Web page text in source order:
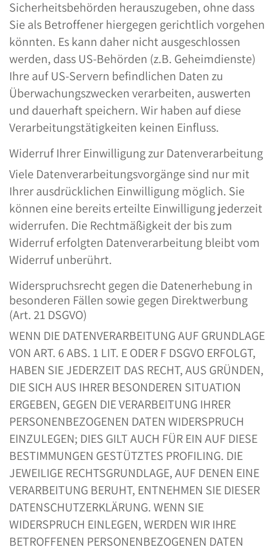
Sicherheitsbehörden herauszugeben, ohne dass
Sie als Betroffener hiergegen gerichtlich vorgehen
könnten. Es kann daher nicht ausgeschlossen
werden, dass US-Behörden (z.B. Geheimdienste)
Ihre auf US-Servern befindlichen Daten zu
Überwachungszwecken verarbeiten, auswerten
und dauerhaft speichern. Wir haben auf diese
Verarbeitungstätigkeiten keinen Einfluss.
Widerruf Ihrer Einwilligung zur Datenverarbeitung
Viele Datenverarbeitungsvorgänge sind nur mit
Ihrer ausdrücklichen Einwilligung möglich. Sie
können eine bereits erteilte Einwilligung jederzeit
widerrufen. Die Rechtmäßigkeit der bis zum
Widerruf erfolgten Datenverarbeitung bleibt vom
Widerruf unberührt.
Widerspruchsrecht gegen die Datenerhebung in
besonderen Fällen sowie gegen Direktwerbung
(Art. 21 DSGVO)
WENN DIE DATENVERARBEITUNG AUF GRUNDLAGE
VON ART. 6 ABS. 1 LIT. E ODER F DSGVO ERFOLGT,
HABEN SIE JEDERZEIT DAS RECHT, AUS GRÜNDEN,
DIE SICH AUS IHRER BESONDEREN SITUATION
ERGEBEN, GEGEN DIE VERARBEITUNG IHRER
PERSONENBEZOGENEN DATEN WIDERSPRUCH
EINZULEGEN; DIES GILT AUCH FÜR EIN AUF DIESE
BESTIMMUNGEN GESTÜTZTES PROFILING. DIE
JEWEILIGE RECHTSGRUNDLAGE, AUF DENEN EINE
VERARBEITUNG BERUHT, ENTNEHMEN SIE DIESER
DATENSCHUTZERKLÄRUNG. WENN SIE
WIDERSPRUCH EINLEGEN, WERDEN WIR IHRE
BETROFFENEN PERSONENBEZOGENEN DATEN